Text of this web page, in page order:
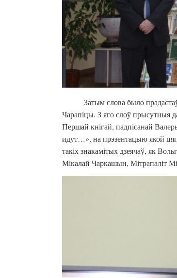
Затым слова было
Чарапіцы. З яго слоў прысутныя
Першай кнігай, падпісанай
идут…», на прэзентацыю якой
такіх знакамітых дзеячаў, як
Мікалай Чаркашын, Мітрапаліт